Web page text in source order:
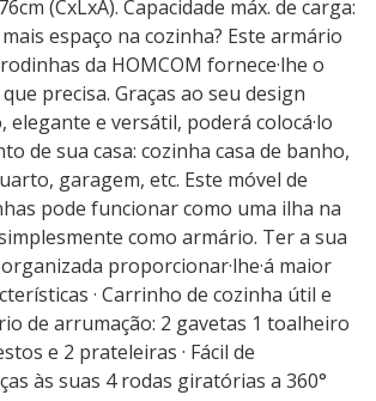
(CxLxA). Capacidade máx. de carga:
espaço na cozinha? Este armário
da HOMCOM fornece·lhe o
precisa. Graças ao seu design
e versátil, poderá colocá·lo
de sua casa: cozinha casa de banho,
garagem, etc. Este móvel de
pode funcionar como uma ilha na
como armário. Ter a sua
proporcionar·lhe·á maior
· Carrinho de cozinha útil e
de arrumação: 2 gavetas 1 toalheiro
e 2 prateleiras · Fácil de
às suas 4 rodas giratórias a 360°